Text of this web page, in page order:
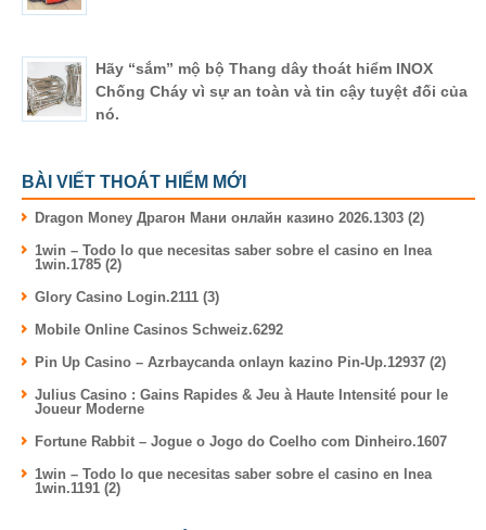
Hãy “sắm” mộ bộ Thang dây thoát hiểm INOX
Chống Cháy vì sự an toàn và tin cậy tuyệt đối của
nó.
BÀI VIẾT THOÁT HIỂM MỚI
Dragon Money Драгон Мани онлайн казино 2026.1303 (2)
1win – Todo lo que necesitas saber sobre el casino en lnea
1win.1785 (2)
Glory Casino Login.2111 (3)
Mobile Online Casinos Schweiz.6292
Pin Up Casino – Azrbaycanda onlayn kazino Pin-Up.12937 (2)
Julius Casino : Gains Rapides & Jeu à Haute Intensité pour le
Joueur Moderne
Fortune Rabbit – Jogue o Jogo do Coelho com Dinheiro.1607
1win – Todo lo que necesitas saber sobre el casino en lnea
1win.1191 (2)